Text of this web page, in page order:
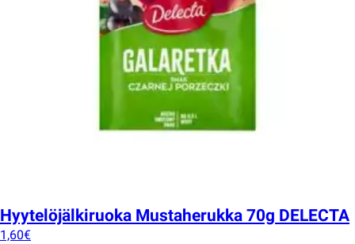
Hyytelöjälkiruoka Mustaherukka 70g DELECTA
1,60€